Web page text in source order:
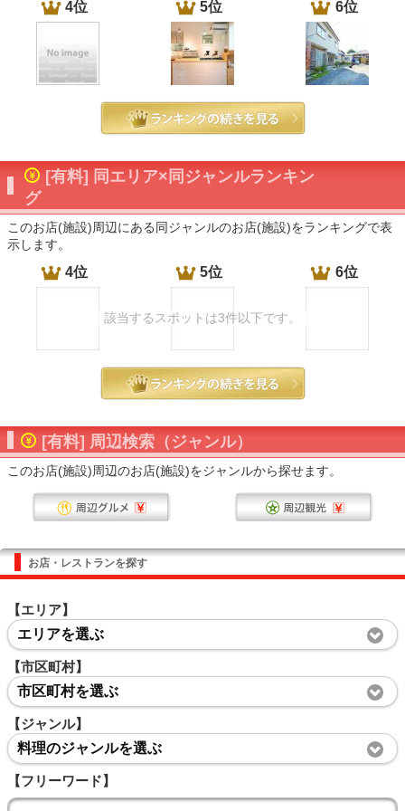
4位 5位 6位
[有料] 同エリア×同ジャンルランキン
グ
このお店(施設)周辺にある同ジャンルのお店(施設)をランキングで表
示します。
4位 5位 6位
該当するスポットは3件以下です。
[有料] 周辺検索（ジャンル）
このお店(施設)周辺のお店(施設)をジャンルから探せます。
お店・レストランを探す
【エリア】
エリアを選ぶ
【市区町村】
市区町村を選ぶ
【ジャンル】
料理のジャンルを選ぶ
【フリーワード】